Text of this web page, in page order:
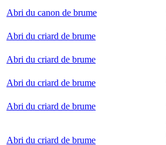
Abri du canon de brume
Abri du criard de brume
Abri du criard de brume
Abri du criard de brume
Abri du criard de brume
Abri du criard de brume